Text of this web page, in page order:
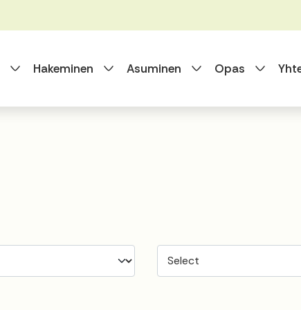
Vaihda alasvetovalikkoa
Hakeminen Vaihda alasvetovalikkoa
Asuminen Vaihda
Opas